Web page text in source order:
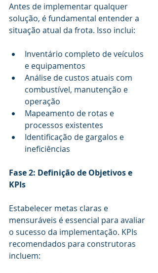
Antes de implementar qualquer
solução, é fundamental entender a
situação atual da frota. Isso inclui:
Inventário completo de veículos
e equipamentos
Análise de custos atuais com
combustível, manutenção e
operação
Mapeamento de rotas e
processos existentes
Identificação de gargalos e
ineficiências
Fase 2: Definição de Objetivos e
KPIs
Estabelecer metas claras e
mensuráveis é essencial para avaliar
o sucesso da implementação. KPIs
recomendados para construtoras
incluem: